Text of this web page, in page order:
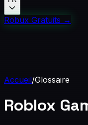
Robux Gratuits →
Accueil/Glossaire
Roblox